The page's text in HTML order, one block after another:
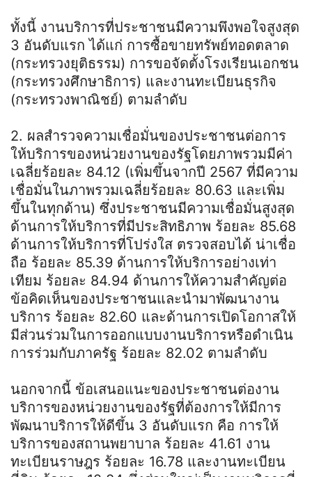
ทั้งนี้ งานบริการที่ประชาชนมีความพึงพอใจสูงสุด
3 อันดับแรก ได้แก่ การซื้อขายทรัพย์ทอดตลาด
(กระทรวงยุติธรรม) การขอจัดตั้งโรงเรียนเอกชน
(กระทรวงศึกษาธิการ) และงานทะเบียนธุรกิจ
(กระทรวงพาณิชย์) ตามลำดับ
2. ผลสำรวจความเชื่อมั่นของประชาชนต่อการ
ให้บริการของหน่วยงานของรัฐโดยภาพรวมมีค่า
เฉลี่ยร้อยละ 84.12 (เพิ่มขึ้นจากปี 2567 ที่มีความ
เชื่อมั่นในภาพรวมเฉลี่ยร้อยละ 80.63 และเพิ่ม
ขึ้นในทุกด้าน) ซึ่งประชาชนมีความเชื่อมั่นสูงสุด
ด้านการให้บริการที่มีประสิทธิภาพ ร้อยละ 85.68
ด้านการให้บริการที่โปร่งใส ตรวจสอบได้ น่าเชื่อ
ถือ ร้อยละ 85.39 ด้านการให้บริการอย่างเท่า
เทียม ร้อยละ 84.94 ด้านการให้ความสำคัญต่อ
ข้อคิดเห็นของประชาชนและนำมาพัฒนางาน
บริการ ร้อยละ 82.60 และด้านการเปิดโอกาสให้
มีส่วนร่วมในการออกแบบงานบริการหรือดำเนิน
การร่วมกับภาครัฐ ร้อยละ 82.02 ตามลำดับ
นอกจากนี้ ข้อเสนอแนะของประชาชนต่องาน
บริการของหน่วยงานของรัฐที่ต้องการให้มีการ
พัฒนาบริการให้ดีขึ้น 3 อันดับแรก คือ การให้
บริการของสถานพยาบาล ร้อยละ 41.61 งาน
ทะเบียนราษฎร ร้อยละ 16.78 และงานทะเบียน